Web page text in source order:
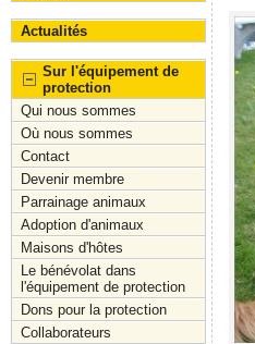
Actualités
Sur l'équipement de
protection
Qui nous sommes
Où nous sommes
Contact
Devenir membre
Parrainage animaux
Adoption d'animaux
Maisons d'hôtes
Le bénévolat dans
l'équipement de protection
Dons pour la protection
Collaborateurs